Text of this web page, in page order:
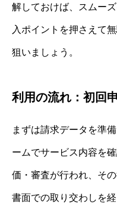
解しておけば、スムー
入ポイントを押さえて
狙いましょう。
利用の流れ：初回
まずは請求データを準
ームでサービス内容を
価・審査が行われ、そ
書面での取り交わしを